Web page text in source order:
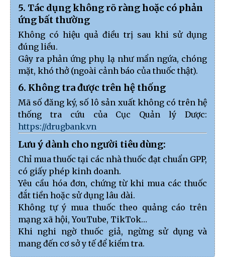
5. Tác dụng không rõ ràng hoặc có phản
ứng bất thường
Không có hiệu quả điều trị sau khi sử dụng
đúng liều.
Gây ra phản ứng phụ lạ như mẩn ngứa, chóng
mặt, khó thở (ngoài cảnh báo của thuốc thật).
6. Không tra được trên hệ thống
Mã số đăng ký, số lô sản xuất không có trên hệ
thống tra cứu của Cục Quản lý Dược:
https://drugbank.vn
Lưu ý dành cho người tiêu dùng:
Chỉ mua thuốc tại các nhà thuốc đạt chuẩn GPP,
có giấy phép kinh doanh.
Yêu cầu hóa đơn, chứng từ khi mua các thuốc
đắt tiền hoặc sử dụng lâu dài.
Không tự ý mua thuốc theo quảng cáo trên
mạng xã hội, YouTube, TikTok…
Khi nghi ngờ thuốc giả, ngừng sử dụng và
mang đến cơ sở y tế để kiểm tra.